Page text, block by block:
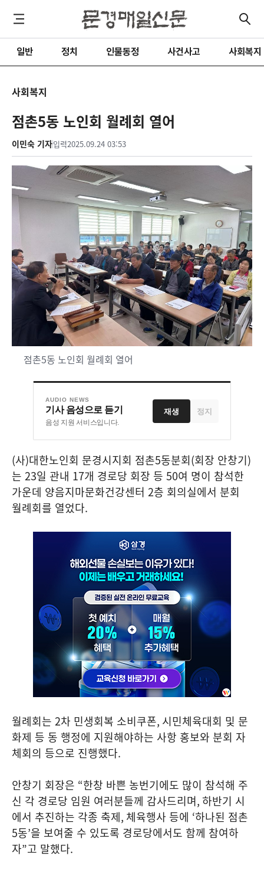
일반 정치 인물동정 사건사고 사회복지
사회복지
점촌5동 노인회 월례회 열어
이민숙 기자입력2025.09.24 03:53
점촌5동 노인회 월례회 열어
AUDIO NEWS
기사 음성으로 듣기
음성 지원 서비스입니다.
재생 정지
(사)대한노인회 문경시지회 점촌5동분회(회장 안창기)
는 23일 관내 17개 경로당 회장 등 50여 명이 참석한
가운데 양음지마문화건강센터 2층 회의실에서 분회
월례회를 열었다.
월례회는 2차 민생회복 소비쿠폰, 시민체육대회 및 문
화제 등 동 행정에 지원해야하는 사항 홍보와 분회 자
체회의 등으로 진행했다.
안창기 회장은 “한창 바쁜 농번기에도 많이 참석해 주
신 각 경로당 임원 여러분들께 감사드리며,하반기 시
에서 추진하는 각종 축제, 체육행사 등에 ‘하나된 점촌
5동’을 보여줄 수 있도록 경로당에서도 함께 참여하
자”고 말했다.